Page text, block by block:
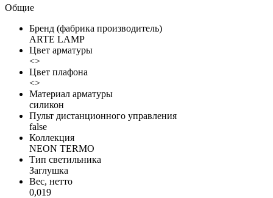
Общие
Бренд (фабрика производитель)
ARTE LAMP
Цвет арматуры
<>
Цвет плафона
<>
Материал арматуры
силикон
Пульт дистанционного управления
false
Коллекция
NEON TERMO
Тип светильника
Заглушка
Вес, нетто
0,019